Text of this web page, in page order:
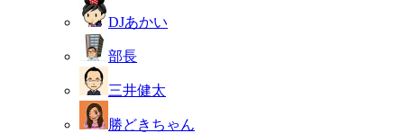
DJあかい
部長
三井健太
勝どきちゃん